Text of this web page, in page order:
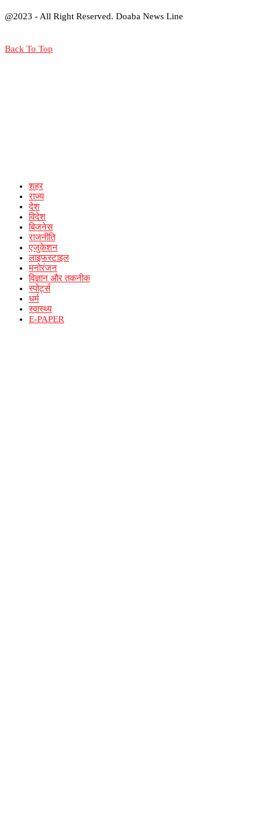
@2023 - All Right Reserved. Doaba News Line
Back To Top
शहर
राज्य
देश
विदेश
बिजनेस
राजनीति
एजुकेशन
लाइफस्टाइल
मनोरंजन
विज्ञान और तकनीक
स्पोर्ट्स
धर्म
स्वास्थ्य
E-PAPER